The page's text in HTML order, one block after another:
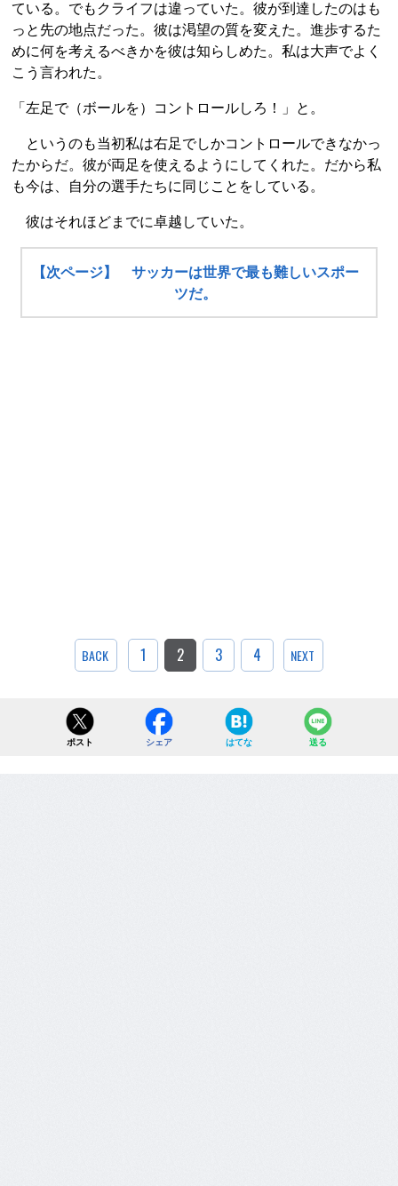
ている。でもクライフは違っていた。彼が到達したのはも
っと先の地点だった。彼は渇望の質を変えた。進歩するた
めに何を考えるべきかを彼は知らしめた。私は大声でよく
こう言われた。
「左足で（ボールを）コントロールしろ！」と。
というのも当初私は右足でしかコントロールできなかっ
たからだ。彼が両足を使えるようにしてくれた。だから私
も今は、自分の選手たちに同じことをしている。
彼はそれほどまでに卓越していた。
【次ページ】 サッカーは世界で最も難しいスポー
ツだ。
BACK 1 2 3 4 NEXT
ポスト シェア はてな 送る